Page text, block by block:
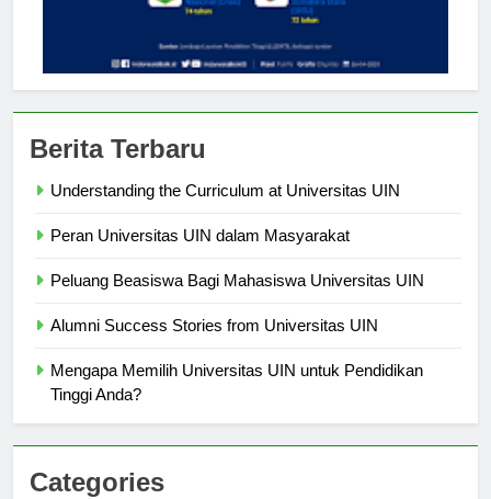
Berita Terbaru
Understanding the Curriculum at Universitas UIN
Peran Universitas UIN dalam Masyarakat
Peluang Beasiswa Bagi Mahasiswa Universitas UIN
Alumni Success Stories from Universitas UIN
Mengapa Memilih Universitas UIN untuk Pendidikan
Tinggi Anda?
Categories